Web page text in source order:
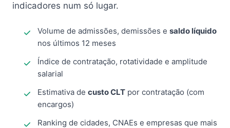
indicadores num só lugar.
Volume de admissões, demissões e saldo líquido
nos últimos 12 meses
Índice de contratação, rotatividade e amplitude
salarial
Estimativa de custo CLT por contratação (com
encargos)
Ranking de cidades, CNAEs e empresas que mais